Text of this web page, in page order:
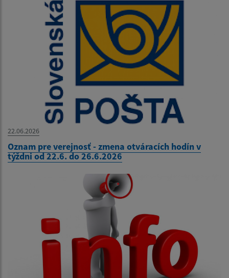
22.06.2026
Oznam pre verejnosť - zmena otváracích hodín v
týždni od 22.6. do 26.6.2026